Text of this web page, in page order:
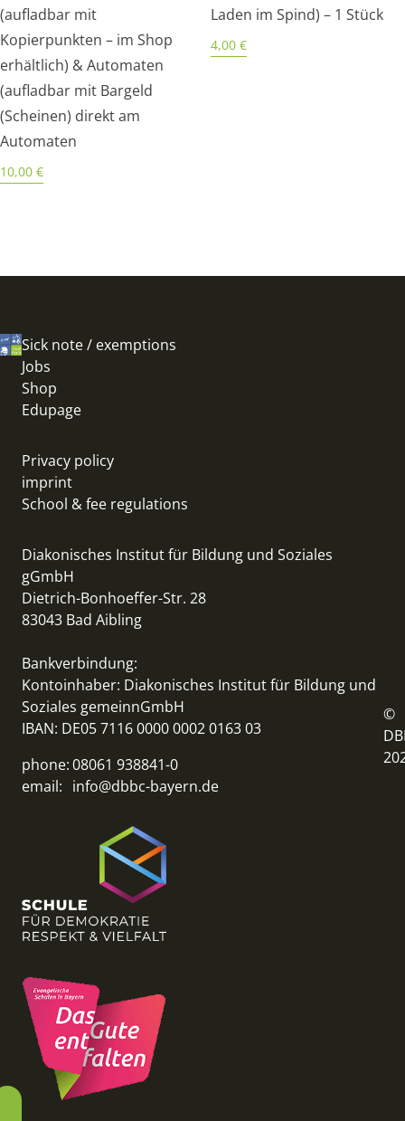
(aufladbar mit
Kopierpunkten – im Shop
erhältlich) & Automaten
(aufladbar mit Bargeld
(Scheinen) direkt am
Automaten
10,00 €
Laden im Spind) – 1 Stück
4,00 €
Sick note / exemptions
Jobs
Shop
Edupage
Privacy policy
imprint
School & fee regulations
Diakonisches Institut für Bildung und Soziales
gGmbH
Dietrich-Bonhoeffer-Str. 28
83043 Bad Aibling
Bankverbindung:
Kontoinhaber: Diakonisches Institut für Bildung und
Soziales gemeinnGmbH
IBAN: DE05 7116 0000 0002 0163 03
phone:08061 938841-0
email: info@dbbc-bayern.de
©